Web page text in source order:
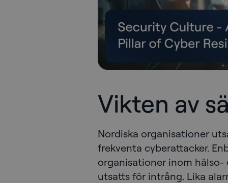
Vikten av
Nordiska organisationer
frekventa cyberattacker.
organisationer inom
utsatts för intrång. Lika